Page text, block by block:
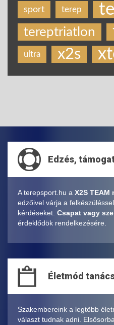
sport terep
tereptriatlon
ultra x2s
Edzés,
A terepsport.hu a X2S
edzőivel várja a
kérdéseket. Csapat vagy
érdeklődök rendelkezésére.
Életmód
Szakembereink a legtöbb
választ tudnak adni.